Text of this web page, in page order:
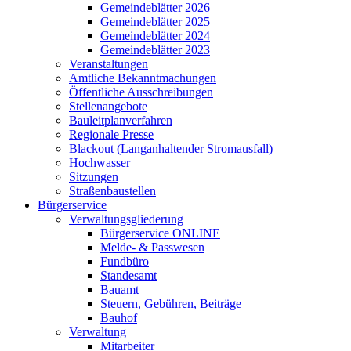
Gemeindeblätter 2026
Gemeindeblätter 2025
Gemeindeblätter 2024
Gemeindeblätter 2023
Veranstaltungen
Amtliche Bekanntmachungen
Öffentliche Ausschreibungen
Stellenangebote
Bauleitplanverfahren
Regionale Presse
Blackout (Langanhaltender Stromausfall)
Hochwasser
Sitzungen
Straßenbaustellen
Bürgerservice
Verwaltungsgliederung
Bürgerservice ONLINE
Melde- & Passwesen
Fundbüro
Standesamt
Bauamt
Steuern, Gebühren, Beiträge
Bauhof
Verwaltung
Mitarbeiter